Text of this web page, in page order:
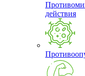
действия